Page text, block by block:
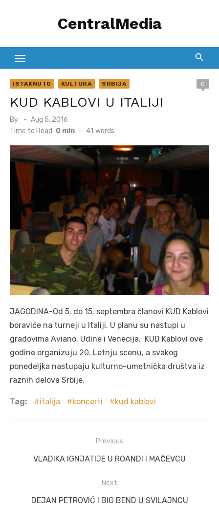
CentralMedia
ISTAKNUTO KULTURA SRBIJA 0
KUD KABLOVI U ITALIJI
By
Posted
on
Aug 5, 2016
Time to Read: 0 min - 41 words
JAGODINA-Od 5. do 15. septembra članovi KUD Kablovi
boraviće na turneji u Italiji. U planu su nastupi u
gradovima Aviano, Udine i Venecija. KUD Kablovi ove
godine organizuju 20. Letnju scenu, a svakog
ponedeljka nastupaju kulturno-umetnička društva iz
raznih delova Srbije.
Tag: italija koncerti kud kablovi
navigation
Previous
Previous
VLADIKA IGNJATIJE U ROANDI I MAČEVCU
Next
Next
DEJAN PETROVIĆ I BIG BEND U SVILAJNCU